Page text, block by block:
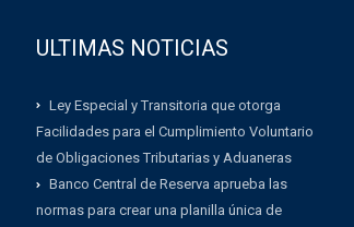
ULTIMAS NOTICIAS
Ley Especial y Transitoria que otorga
Facilidades para el Cumplimiento Voluntario
de Obligaciones Tributarias y Aduaneras
Banco Central de Reserva aprueba las
normas para crear una planilla única de